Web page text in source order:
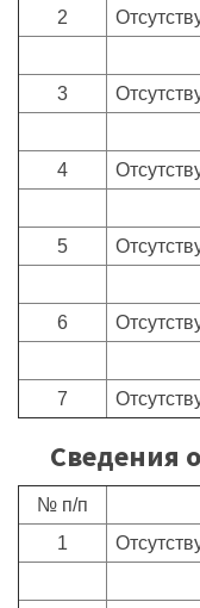
2
3
4
5
6
7
Сведения
№ п/п
1